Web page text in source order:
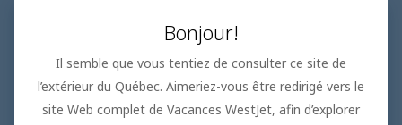
Du lundi au vendredi : de 9 h à 17 h (HNE)
Centre des ventes (service en anglais)
Du lundi au vendredi : de 8 h à minuit (HNE)
Bonjour!
Il semble que vous tentiez de consulter ce site de
l’extérieur du Québec. Aimeriez-vous être redirigé vers le
site Web complet de Vacances WestJet, afin d’explorer